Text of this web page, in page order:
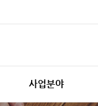
사업분야